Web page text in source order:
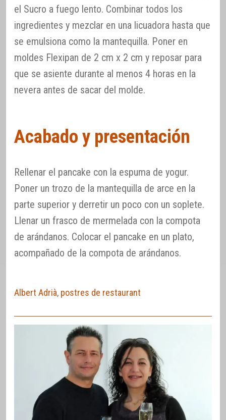
el Sucro a fuego lento. Combinar todos los
ingredientes y mezclar en una licuadora hasta que
se emulsiona como la mantequilla. Poner en
moldes Flexipan de 2 cm x 2 cm y reposar para
que se asiente durante al menos 4 horas en la
nevera antes de sacar del molde.
Acabado y presentación
Rellenar el pancake con la espuma de yogur.
Poner un trozo de la mantequilla de arce en la
parte superior y derretir un poco con un soplete.
Llenar un frasco de mermelada con la compota
de arándanos. Colocar el pancake en un plato,
acompañado de la compota de arándanos.
Albert Adrià, postres de restaurant